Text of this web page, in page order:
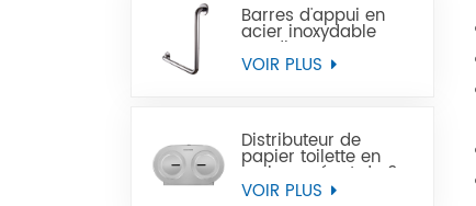
Barres d'appui en
acier inoxydable
Handicap pour
handicapés
VOIR PLUS
Distributeur de
papier toilette en
rouleau géant de 9
pouces, support
VOIR PLUS